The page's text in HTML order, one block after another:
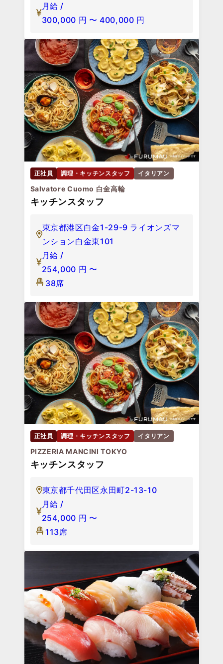
月給 /
300,000 円 〜 400,000 円
正社員 調理・キッチンスタッフ イタリアン
Salvatore Cuomo 白金高輪
キッチンスタッフ
東京都港区白金1-29-9 ライオンズマ
ンション白金東101
月給 /
254,000 円 〜
38席
正社員 調理・キッチンスタッフ イタリアン
PIZZERIA MANCINI TOKYO
キッチンスタッフ
東京都千代田区永田町2-13-10
月給 /
254,000 円 〜
113席